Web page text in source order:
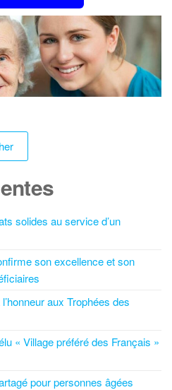
solides au service d’un
son excellence et son
aux Trophées des
« Village préféré des Français »
pour personnes âgées